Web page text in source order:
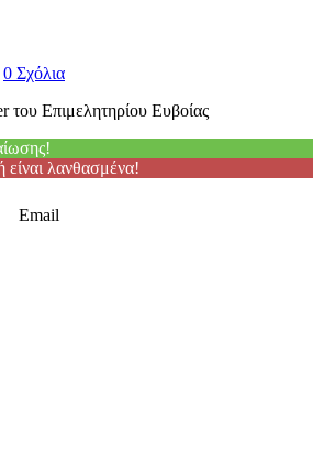
0 Σχόλια
του Επιμελητηρίου Ευβοίας
είναι λανθασμένα!
Email